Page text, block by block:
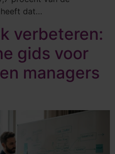
dat…
verbeteren:
gids voor
managers